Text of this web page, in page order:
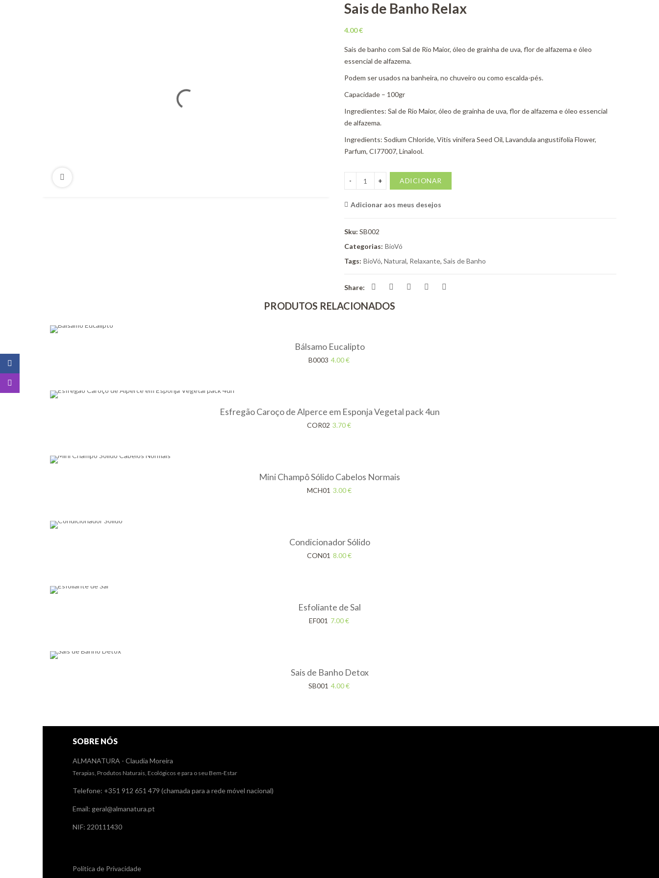
Sais de Banho Relax
4.00€
Sais de banho com Sal de Rio Maior, óleo de grainha de uva, flor de alfazema e óleo
essencial de alfazema.
Podem ser usados na banheira, no chuveiro ou como escalda-pés.
Capacidade – 100gr
Ingredientes: Sal de Rio Maior, óleo de grainha de uva, flor de alfazema e óleo essencial
de alfazema.
Ingredients: Sodium Chloride, Vitis vinifera Seed Oil, Lavandula angustifolia Flower,
Parfum, CI77007, Linalool.
ADICIONAR
Adicionar aos meus desejos
Sku: SB002
Categorias: BioVó
Tags: BioVó, Natural, Relaxante, Sais de Banho
Share:
PRODUTOS RELACIONADOS
Bálsamo Eucalipto
B0003 4.00€
Esfregão Caroço de Alperce em Esponja Vegetal pack 4un
COR02 3.70€
Mini Champô Sólido Cabelos Normais
MCH01 3.00€
Condicionador Sólido
CON01 8.00€
Esfoliante de Sal
EF001 7.00€
Sais de Banho Detox
SB001 4.00€
SOBRE NÓS
ALMANATURA - Claudia Moreira
Terapias, Produtos Naturais, Ecológicos e para o seu Bem-Estar
Telefone: +351 912 651 479 (chamada para a rede móvel nacional)
Email: geral@almanatura.pt
NIF: 220111430
Política de Privacidade